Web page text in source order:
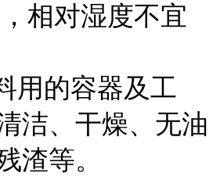
相对湿度不宜
的容器及工
洁、干燥、无油
渣等。